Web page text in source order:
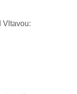
Vltavou: